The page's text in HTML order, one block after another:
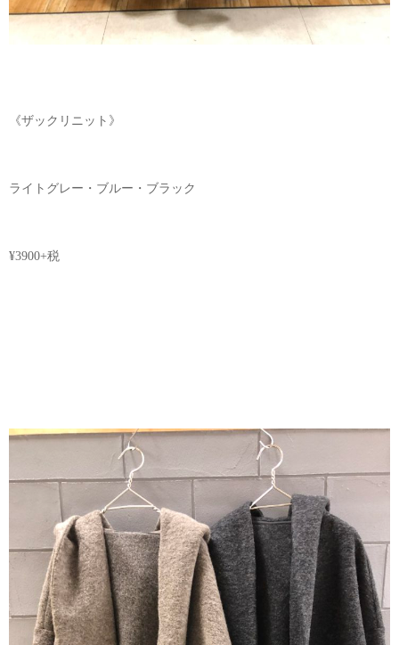
《ザックリニット》
ライトグレー・ブルー・ブラック
¥3900+税